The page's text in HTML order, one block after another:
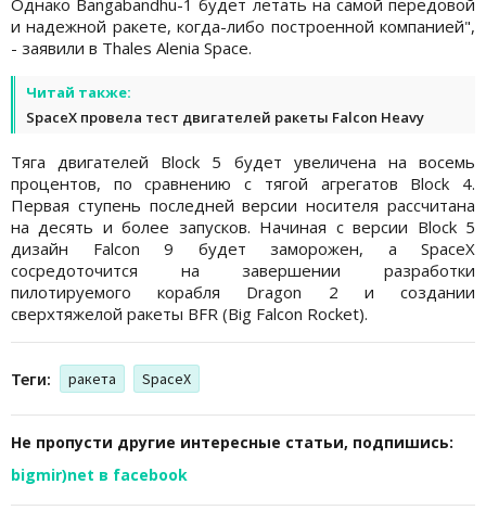
и надежной ракете, когда-либо построенной компанией",
- заявили в Thales Alenia Space.
Читай также:
SpaceX провела тест двигателей ракеты Falcon Heavy
Тяга двигателей Block 5 будет увеличена на восемь
процентов, по сравнению с тягой агрегатов Block 4.
Первая ступень последней версии носителя рассчитана
на десять и более запусков. Начиная с версии Block 5
дизайн Falcon 9 будет заморожен, а SpaceX
сосредоточится на завершении разработки
пилотируемого корабля Dragon 2 и создании
сверхтяжелой ракеты BFR (Big Falcon Rocket).
Теги: ракета SpaceX
Не пропусти другие интересные статьи, подпишись:
bigmir)net в facebook